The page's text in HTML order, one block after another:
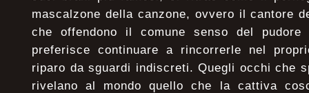
mascalzone della canzone, ovvero il cantore
che offendono il comune senso del
preferisce continuare a rincorrerle nel
riparo da sguardi indiscreti. Quegli occhi che
rivelano al mondo quello che la cattiva